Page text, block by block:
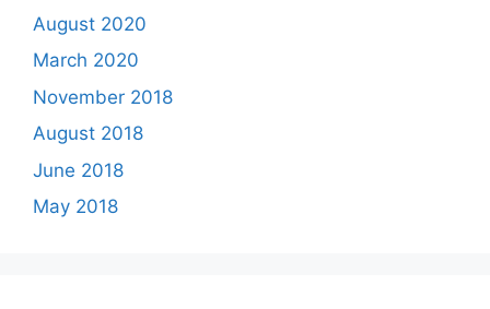
August 2020
March 2020
November 2018
August 2018
June 2018
May 2018